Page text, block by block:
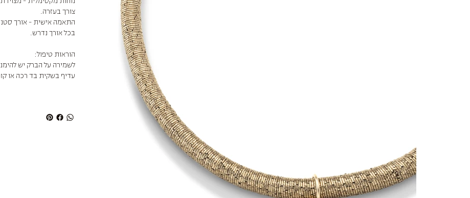
צורך בעזרה.
בכל אורך נדרש.
הוראות טיפול:
לשמירה על הברק יש
עדיף בשקית בד רכה או